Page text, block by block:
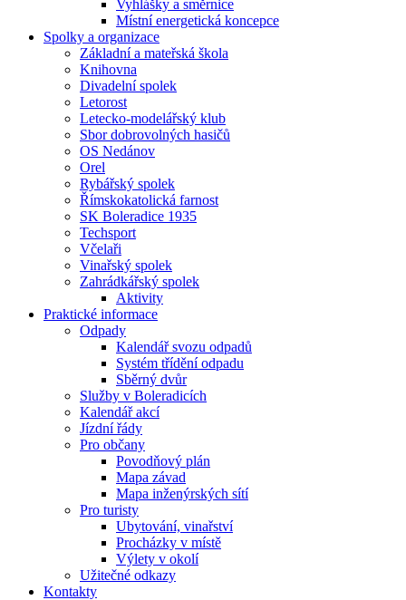
Vyhlášky a směrnice
Místní energetická koncepce
Spolky a organizace
Základní a mateřská škola
Knihovna
Divadelní spolek
Letorost
Letecko-modelářský klub
Sbor dobrovolných hasičů
OS Nedánov
Orel
Rybářský spolek
Římskokatolická farnost
SK Boleradice 1935
Techsport
Včelaři
Vinařský spolek
Zahrádkářský spolek
Aktivity
Praktické informace
Odpady
Kalendář svozu odpadů
Systém třídění odpadu
Sběrný dvůr
Služby v Boleradicích
Kalendář akcí
Jízdní řády
Pro občany
Povodňový plán
Mapa závad
Mapa inženýrských sítí
Pro turisty
Ubytování, vinařství
Procházky v místě
Výlety v okolí
Užitečné odkazy
Kontakty